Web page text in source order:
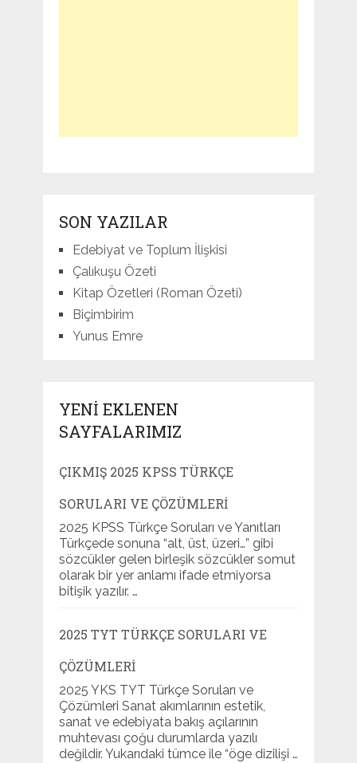
SON YAZILAR
Edebiyat ve Toplum İlişkisi
Çalıkuşu Özeti
Kitap Özetleri (Roman Özeti)
Biçimbirim
Yunus Emre
YENI EKLENEN
SAYFALARIMIZ
ÇIKMIŞ 2025 KPSS TÜRKÇE
SORULARI VE ÇÖZÜMLERI
2025 KPSS Türkçe Soruları ve Yanıtları
Türkçede sonuna “alt, üst, üzeri…” gibi
sözcükler gelen birleşik sözcükler somut
olarak bir yer anlamı ifade etmiyorsa
bitişik yazılır. …
2025 TYT TÜRKÇE SORULARI VE
ÇÖZÜMLERI
2025 YKS TYT Türkçe Soruları ve
Çözümleri Sanat akımlarının estetik,
sanat ve edebiyata bakış açılarının
muhtevası çoğu durumlarda yazılı
değildir. Yukarıdaki tümce ile “öge dizilişi …